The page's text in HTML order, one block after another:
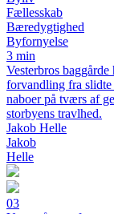
Fællesskab
Bæredygtighed
Byfornyelse
3 min
Vesterbros
forvandling fra slidte
naboer på tværs af
storbyens travlhed.
Jakob Helle
Jakob
Helle
03